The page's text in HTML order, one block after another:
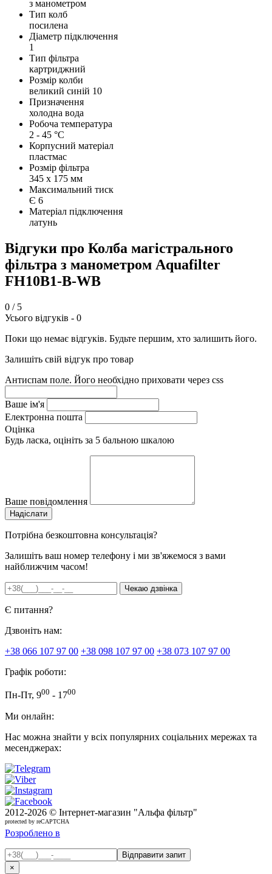
з манометром
Тип колб
посилена
Діаметр підключення
1
Тип фільтра
картриджний
Розмір колби
великий синій 10
Призначення
холодна вода
Робоча температура
2 - 45 °C
Корпусний матеріал
пластмас
Розмір фільтра
345 х 175 мм
Максимальний тиск
Є 6
Матеріал підключення
латунь
Відгуки про Колба магістрального
фільтра з манометром Aquafilter
FH10B1-B-WB
0 / 5
Усього відгуків - 0
Поки що немає відгуків. Будьте першим, хто залишить його.
Залишіть свій відгук про товар
Антиспам поле. Його необхідно приховати через css
Ваше ім'я
Електронна пошта
Оцінка
Будь ласка, оцініть за 5 бальною шкалою
Ваше повідомлення
Потрібна безкоштовна консультація?
Залишіть ваш номер телефону і ми зв'яжемося з вами
найближчим часом!
Є питання?
Дзвоніть нам:
+38 066 107 97 00 +38 098 107 97 00 +38 073 107 97 00
Графік роботи:
Пн-Пт, 900 - 1700
Ми онлайн:
Нас можна знайти у всіх популярних соціальних мережах та
месенджерах:
2012-2026 © Інтернет-магазин "Альфа фільтр"
protected by reCAPTCHA
Розроблено в
×